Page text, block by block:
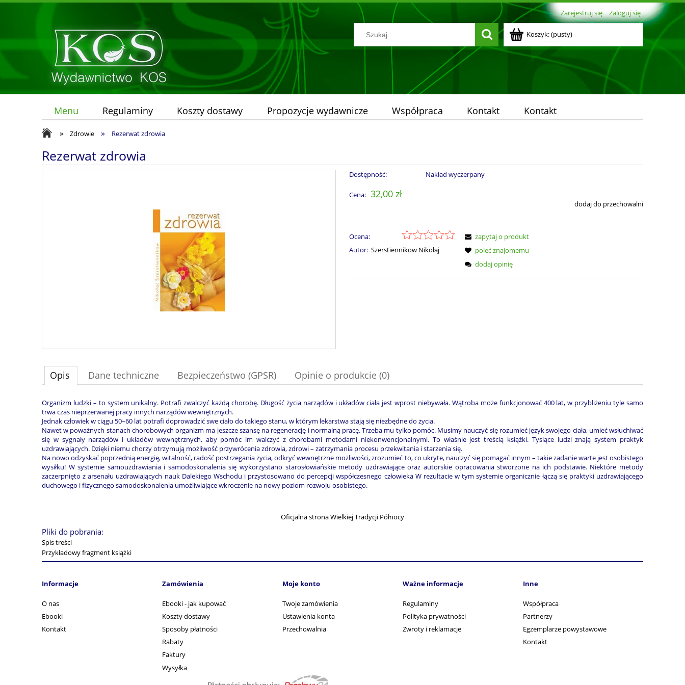
Zarejestruj się Zaloguj się
Koszyk:(pusty)
Menu Regulaminy Koszty dostawy Propozycje wydawnicze Współpraca Kontakt Kontakt
» Zdrowie » Rezerwat zdrowia
Rezerwat zdrowia
Dostępność: Nakład wyczerpany
Cena: 32,00 zł
dodaj do przechowalni
Ocena:
Autor: Szerstiennikow Nikołaj
zapytaj o produkt
poleć znajomemu
dodaj opinię
Opis Dane techniczne Bezpieczeństwo (GPSR) Opinie o produkcie (0)
Organizm ludzki – to system unikalny. Potrafi zwalczyć każdą chorobę. Długość życia narządów i układów ciała jest wprost niebywała. Wątroba może funkcjonować 400 lat, w przybliżeniu tyle samo
trwa czas nieprzerwanej pracy innych narządów wewnętrznych.
Jednak człowiek w ciągu 50–60 lat potrafi doprowadzić swe ciało do takiego stanu, w którym lekarstwa stają się niezbędne do życia.
Nawet w poważnych stanach chorobowych organizm ma jeszcze szansę na regenerację i normalną pracę. Trzeba mu tylko pomóc. Musimy nauczyć się rozumieć język swojego ciała, umieć wsłuchiwać
się w sygnały narządów i układów wewnętrznych, aby pomóc im walczyć z chorobami metodami niekonwencjonalnymi. To właśnie jest treścią książki. Tysiące ludzi znają system praktyk
uzdrawiających. Dzięki niemu chorzy otrzymują możliwość przywrócenia zdrowia, zdrowi – zatrzymania procesu przekwitania i starzenia się.
Na nowo odzyskać poprzednią energię, witalność, radość postrzegania życia, odkryć wewnętrzne możliwości, zrozumieć to, co ukryte, nauczyć się pomagać innym – takie zadanie warte jest osobistego
wysiłku! W systemie samouzdrawiania i samodoskonalenia się wykorzystano starosłowiańskie metody uzdrawiające oraz autorskie opracowania stworzone na ich podstawie. Niektóre metody
zaczerpnięto z arsenału uzdrawiających nauk Dalekiego Wschodu i przystosowano do percepcji współczesnego człowieka W rezultacie w tym systemie organicznie łączą się praktyki uzdrawiającego
duchowego i fizycznego samodoskonalenia umożliwiające wkroczenie na nowy poziom rozwoju osobistego.
Oficjalna strona Wielkiej Tradycji Północy
Pliki do pobrania:
Spis treści
Przykładowy fragment książki
Informacje
O nas
Ebooki
Kontakt
Zamówienia
Ebooki - jak kupować
Koszty dostawy
Sposoby płatności
Rabaty
Faktury
Wysyłka
Moje konto
Twoje zamówienia
Ustawienia konta
Przechowalnia
Ważne informacje
Regulaminy
Polityka prywatności
Zwroty i reklamacje
Inne
Współpraca
Partnerzy
Egzemplarze powystawowe
Kontakt